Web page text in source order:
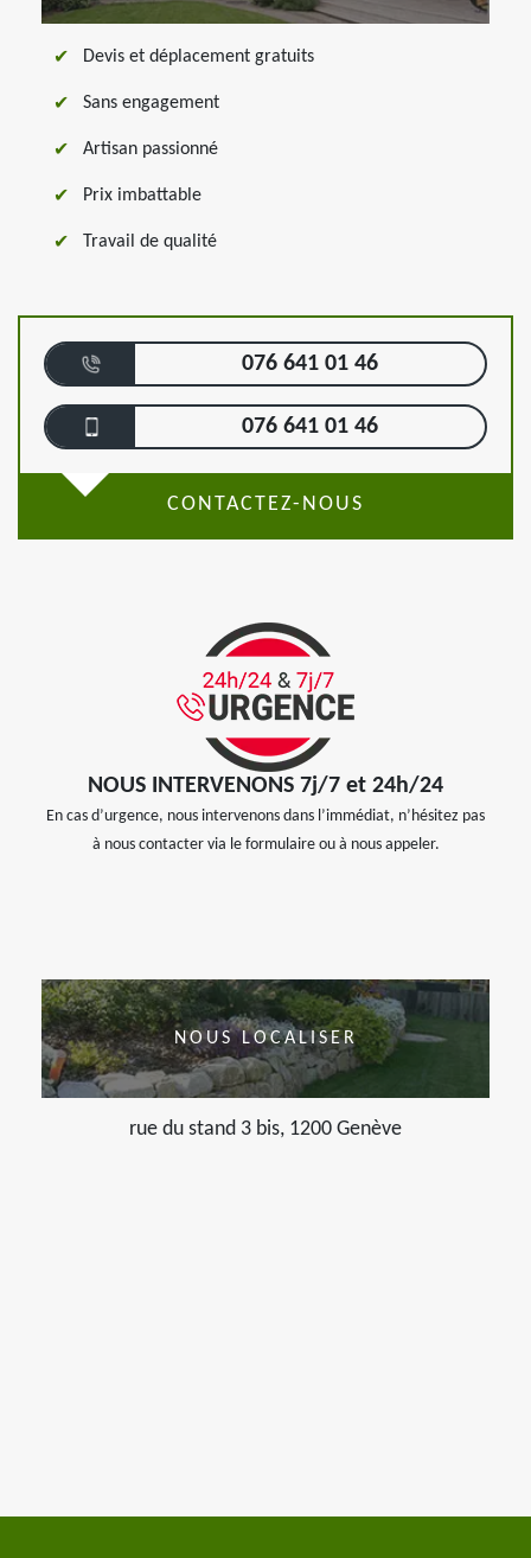
Devis et déplacement gratuits
Sans engagement
Artisan passionné
Prix imbattable
Travail de qualité
076 641 01 46
076 641 01 46
CONTACTEZ-NOUS
NOUS INTERVENONS 7j/7 et 24h/24
En cas d’urgence, nous intervenons dans l’immédiat, n’hésitez pas
à nous contacter via le formulaire ou à nous appeler.
NOUS LOCALISER
rue du stand 3 bis, 1200 Genève